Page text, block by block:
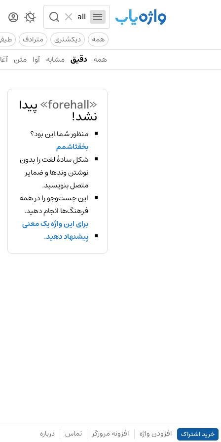
همه دیکشنری مترادف
همه دقیق مشابه آوا متن
«forehall» پیدا
نشد!
منظور شما این بود؟
بخقثاشمم
شکل سادهٔ لغت را بدون
نوشتن وندها و ضمایر
متصل بنویسید.
این جست‌وجو را در همه
فرهنگ‌ها انجام دهید.
برای این واژه یک معنی
پیشنهاد دهید.
خرید اشتراک افزودن واژه افزونه مرورگر تماس درباره